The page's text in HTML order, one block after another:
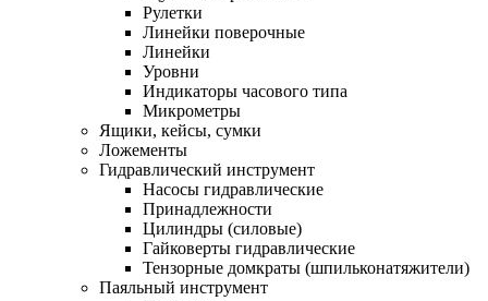
Рулетки
Линейки поверочные
Линейки
Уровни
Индикаторы часового типа
Микрометры
Ящики, кейсы, сумки
Ложементы
Гидравлический инструмент
Насосы гидравлические
Принадлежности
Цилиндры (силовые)
Гайковерты гидравлические
Тензорные домкраты (шпильконатяжители)
Паяльный инструмент